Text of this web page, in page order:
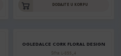
DODAJTE U KORPU
OGLEDALCE CORK FLORAL DESIGN
Šifra: L-855_4